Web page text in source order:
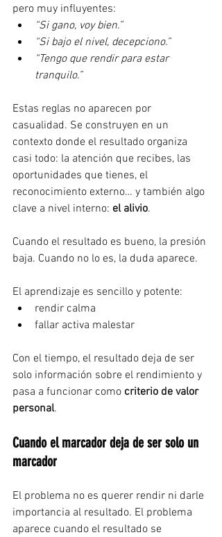
pero muy influyentes:
“Si gano, voy bien.”
“Si bajo el nivel, decepciono.”
“Tengo que rendir para estar
tranquilo.”
Estas reglas no aparecen por
casualidad. Se construyen en un
contexto donde el resultado organiza
casi todo: la atención que recibes, las
oportunidades que tienes, el
reconocimiento externo… y también algo
clave a nivel interno: el alivio.
Cuando el resultado es bueno, la presión
baja. Cuando no lo es, la duda aparece.
El aprendizaje es sencillo y potente:
rendir calma
fallar activa malestar
Con el tiempo, el resultado deja de ser
solo información sobre el rendimiento y
pasa a funcionar como criterio de valor
personal.
Cuando el marcador deja de ser solo un
marcador
El problema no es querer rendir ni darle
importancia al resultado. El problema
aparece cuando el resultado se